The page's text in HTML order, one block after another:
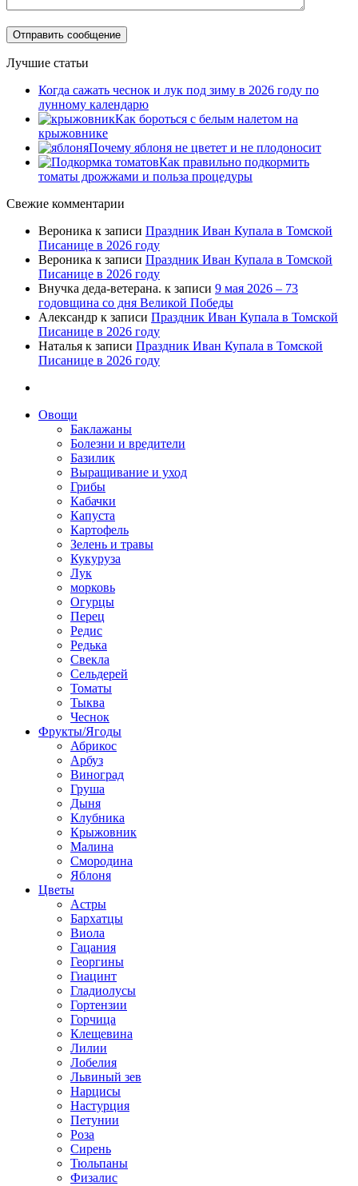
Лучшие статьи
Когда сажать чеснок и лук под зиму в 2026 году по
лунному календарю
Как бороться с белым налетом на
крыжовнике
Почему яблоня не цветет и не плодоносит
Как правильно подкормить
томаты дрожжами и польза процедуры
Свежие комментарии
Вероника к записи Праздник Иван Купала в Томской
Писанице в 2026 году
Вероника к записи Праздник Иван Купала в Томской
Писанице в 2026 году
Внучка деда-ветерана. к записи 9 мая 2026 – 73
годовщина со дня Великой Победы
Александр к записи Праздник Иван Купала в Томской
Писанице в 2026 году
Наталья к записи Праздник Иван Купала в Томской
Писанице в 2026 году
Овощи
Баклажаны
Болезни и вредители
Базилик
Выращивание и уход
Грибы
Кабачки
Капуста
Картофель
Зелень и травы
Кукуруза
Лук
морковь
Огурцы
Перец
Редис
Редька
Свекла
Сельдерей
Томаты
Тыква
Чеснок
Фрукты/Ягоды
Абрикос
Арбуз
Виноград
Груша
Дыня
Клубника
Крыжовник
Малина
Смородина
Яблоня
Цветы
Астры
Бархатцы
Виола
Гацания
Георгины
Гиацинт
Гладиолусы
Гортензии
Горчица
Клещевина
Лилии
Лобелия
Львиный зев
Нарцисы
Настурция
Петунии
Роза
Сирень
Тюльпаны
Физалис